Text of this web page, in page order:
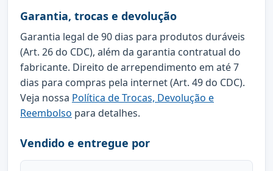
Garantia, trocas e devolução
Garantia legal de 90 dias para produtos duráveis
(Art. 26 do CDC), além da garantia contratual do
fabricante. Direito de arrependimento em até 7
dias para compras pela internet (Art. 49 do CDC).
Veja nossa Política de Trocas, Devolução e
Reembolso para detalhes.
Vendido e entregue por